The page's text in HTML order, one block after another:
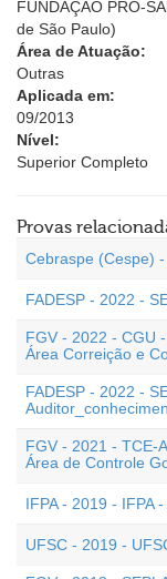
FUNDAÇÃO PRÓ-
de São Paulo)
Área de Atuação:
Outras
Aplicada em:
09/2013
Nível:
Superior Completo
Provas
Cebraspe (Cespe)
FADESP - 2022 -
FGV - 2022 - CGU
Área Correição e
FADESP - 2022 -
FGV - 2021 - TCE-
Área de Controle
IFPA - 2019 - IFPA
UFSC - 2019 -